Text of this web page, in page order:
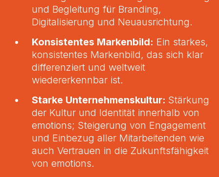
und Begleitung für Branding,
Digitalisierung und Neuausrichtung.
Konsistentes Markenbild: Ein starkes,
konsistentes Markenbild, das sich klar
differenziert und weltweit
wiedererkennbar ist.
Starke Unternehmenskultur: Stärkung
der Kultur und Identität innerhalb von
emotions; Steigerung von Engagement
und Einbezug aller Mitarbeitenden wie
auch Vertrauen in die Zukunftsfähigkeit
von emotions.